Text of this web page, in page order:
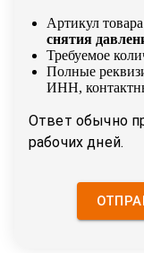
Артикул
снятия
Требуемое
Полные
ИНН,
Ответ обычно
рабочих дней.